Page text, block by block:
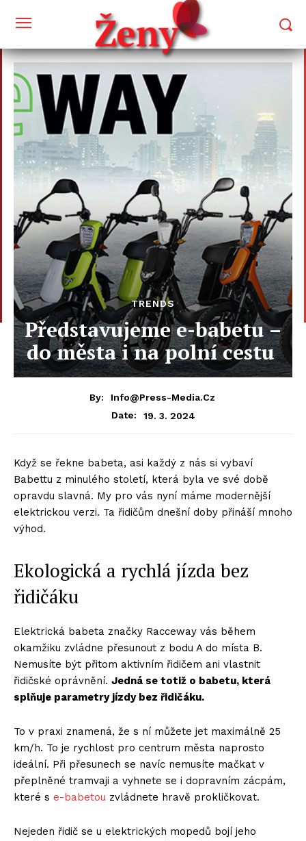
TRENDS
Představujeme e-babetu –
do města i na polní cestu
By:
Info@press-Media.cz
Date:
19. 3. 2024
Když se řekne babeta, asi každý z nás si vybaví
Babettu z minulého století, která byla ve své době
opravdu slavná. My pro vás nyní máme modernější
elektrickou verzi. Ta řidičům dnešní doby přináší mnoho
výhod.
Ekologická a rychlá jízda bez
řidičáku
Elektrická babeta značky Racceway vás během
okamžiku zvládne přesunout z bodu A do místa B.
Nemusíte být přitom aktivním řidičem ani vlastnit
řidičské oprávnění. Jedná se totiž o babetu, která
splňuje parametry jízdy bez řidičáku.
To v praxi znamená, že s ní můžete jet maximálně 25
km/h. To je rychlost pro centrum města naprosto
ideální. Při přesunech se navíc nemusíte mačkat v
přeplněné tramvaji a vyhnete se i dopravním zácpám,
které s e-babetou zvládnete hravě prokličkovat.
Nejeden řidič se u elektrických mopedů bojí jeho